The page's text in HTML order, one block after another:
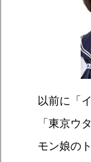
以前に「
「東京ウ
モン娘の